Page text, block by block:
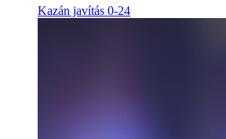
Kazán javítás 0-24